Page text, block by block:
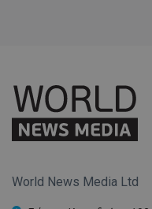
World News Media Ltd